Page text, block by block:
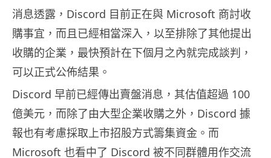
消息透露，Discord 目前正在與 Microsoft 商討收
購事宜，而且已經相當深入，以至排除了其他提出
收購的企業，最快預計在下個月之內就完成談判，
可以正式公佈結果。
Discord 早前已經傳出賣盤消息，其估值超過 100
億美元，而除了由大型企業收購之外，Discord 據
報也有考慮採取上市招股方式籌集資金。而
Microsoft 也看中了 Discord 被不同群體用作交流